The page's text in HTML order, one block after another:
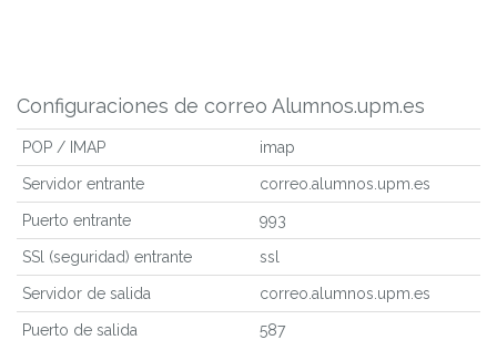
Configuraciones de correo Alumnos.upm.es
POP / IMAP imap
Servidor entrante correo.alumnos.upm.es
Puerto entrante 993
SSl (seguridad) entrante ssl
Servidor de salida correo.alumnos.upm.es
Puerto de salida 587